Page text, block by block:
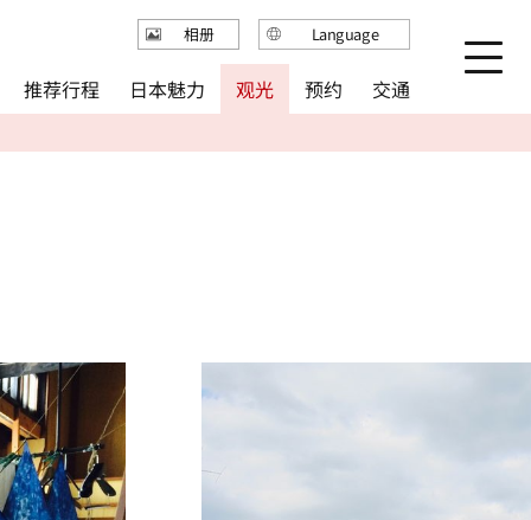
推荐行程 日本魅力 观光 预约 交通
相册 Language
English
简体中文